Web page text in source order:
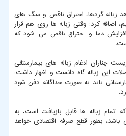
زباله گردها، احتراق ناقص و سگ های
اضافه کرد: وقتی زباله ها روی هم قرار
دما و احتراق ناقص می شود که
چناران ادغام زباله های بیمارستانی
این زباله گاه دانست و اظهار داشت:
باید به صورت جداگانه دفن شود
تمام زباله ها قابل بازیافت است، به
باشد، بطور قطع صرفه اقتصادی خواهد